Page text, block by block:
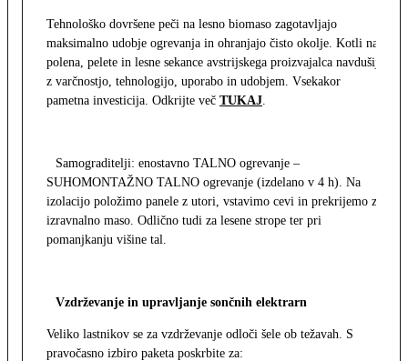
Tehnološko dovršene peči na lesno biomaso zagotavljajo
maksimalno udobje ogrevanja in ohranjajo čisto okolje. Kotli na
polena, pelete in lesne sekance avstrijskega proizvajalca navdušijo
z varčnostjo, tehnologijo, uporabo in udobjem. Vsekakor
pametna investicija. Odkrijte več TUKAJ
Samograditelji: enostavno TALNO ogrevanje –
SUHOMONTAŽNO TALNO ogrevanje (izdelano v 4 h). Na
izolacijo položimo panele z utori, vstavimo cevi in prekrijemo z
izravnalno maso. Odlično tudi za lesene strope ter pri
pomanjkanju višine tal.
Vzdrževanje in upravljanje sončnih elektrarn
Veliko lastnikov se za vzdrževanje odloči šele ob težavah. S
pravočasno izbiro paketa poskrbite za: